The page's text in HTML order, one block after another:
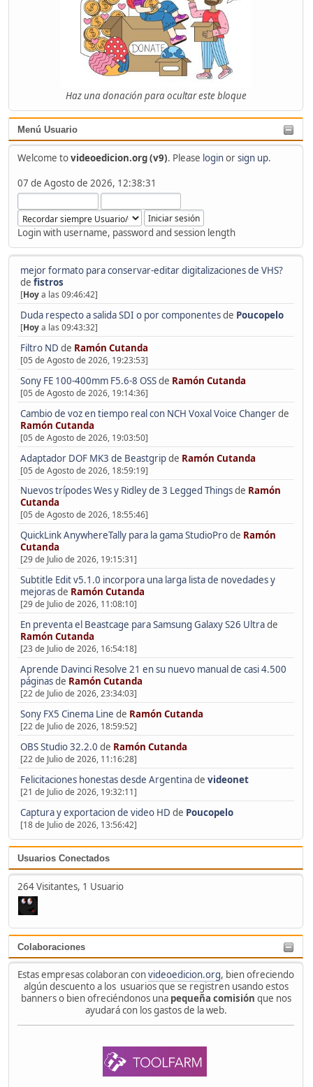
Haz una donación para ocultar este bloque
Menú Usuario
Welcome tovideoedicion.org (v9). Please loginorsign up.
07 de Agosto de 2026, 12:38:31
Login with username, password and session length
mejor formato para conservar-editar digitalizaciones de VHS?
de fistros
[Hoya las 09:46:42]
Duda respecto a salida SDI o por componentesde Poucopelo
[Hoya las 09:43:32]
Filtro ND de Ramón Cutanda
[05 de Agosto de 2026, 19:23:53]
Sony FE 100-400mm F5.6-8 OSSde Ramón Cutanda
[05 de Agosto de 2026, 19:14:36]
Cambio de voz en tiempo real con NCH Voxal Voice Changerde
Ramón Cutanda
[05 de Agosto de 2026, 19:03:50]
Adaptador DOF MK3 de Beastgripde Ramón Cutanda
[05 de Agosto de 2026, 18:59:19]
Nuevos trípodes Wes y Ridley de 3 Legged Thingsde Ramón
Cutanda
[05 de Agosto de 2026, 18:55:46]
QuickLink AnywhereTally para la gama StudioProde Ramón
Cutanda
[29 de Julio de 2026, 19:15:31]
Subtitle Edit v5.1.0 incorpora una larga lista de novedades y
mejorasde Ramón Cutanda
[29 de Julio de 2026, 11:08:10]
En preventa el Beastcage para Samsung Galaxy S26 Ultrade
Ramón Cutanda
[23 de Julio de 2026, 16:54:18]
Aprende Davinci Resolve 21 en su nuevo manual de casi 4.500
páginasde Ramón Cutanda
[22 de Julio de 2026, 23:34:03]
Sony FX5 Cinema Line de Ramón Cutanda
[22 de Julio de 2026, 18:59:52]
OBS Studio 32.2.0 de Ramón Cutanda
[22 de Julio de 2026, 11:16:28]
Felicitaciones honestas desde Argentinade videonet
[21 de Julio de 2026, 19:32:11]
Captura y exportacion de video HD de Poucopelo
[18 de Julio de 2026, 13:56:42]
Usuarios Conectados
264 Visitantes, 1 Usuario
Colaboraciones
Estas empresas colaboran convideoedicion.org, bien ofreciendo
algún descuento a los usuarios que se registren usando estos
banners o bien ofreciéndonos una pequeña comisión que nos
ayudará con los gastos de la web.